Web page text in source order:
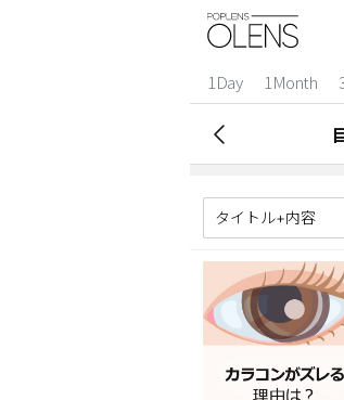
1Day 1Month
2
タイトル+内容